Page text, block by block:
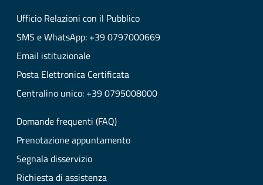
Ufficio Relazioni con il Pubblico
SMS e WhatsApp: +39 0797000669
Email istituzionale
Posta Elettronica Certificata
Centralino unico: +39 0795008000
Domande frequenti (FAQ)
Prenotazione appuntamento
Segnala disservizio
Richiesta di assistenza